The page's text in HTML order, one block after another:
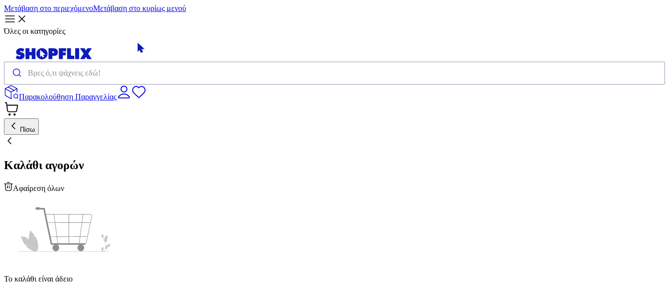
Μετάβαση στο περιεχόμενοΜετάβαση στο κυρίως μενού
Όλες οι κατηγορίες
Παρακολούθηση Παραγγελίας
Πίσω
Καλάθι αγορών
Αφαίρεση όλων
Το καλάθι είναι άδειο